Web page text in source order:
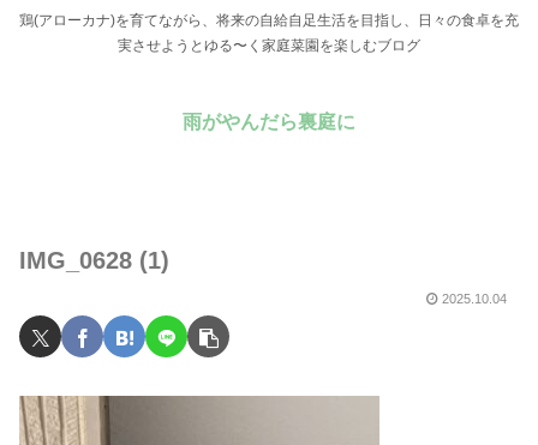
鶏(アローカナ)を育てながら、将来の自給自足生活を目指し、日々の食卓を充
実させようとゆる〜く家庭菜園を楽しむブログ
雨がやんだら裏庭に
IMG_0628 (1)
2025.10.04